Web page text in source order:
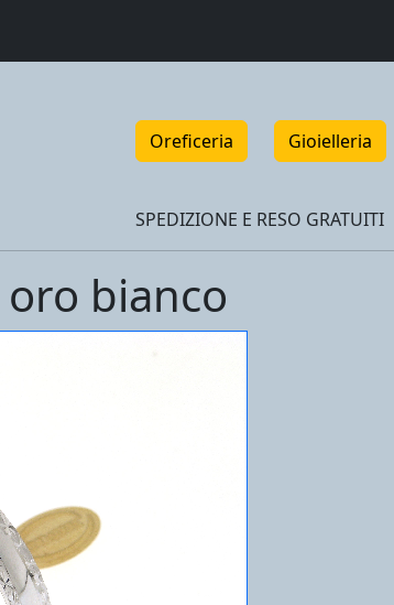
Oreficeria Gioielleria
SPEDIZIONE E RESO GRATUITI
oro bianco